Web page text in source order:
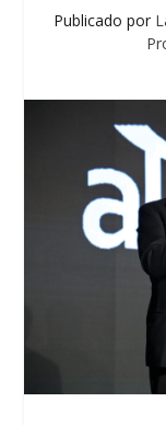
Publicado por